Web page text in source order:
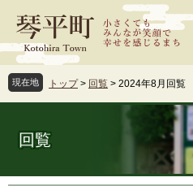
ジ
先
頭
ュ
を
飛
文
現在地 トップ > 回覧 > 2024年8月回覧
回覧